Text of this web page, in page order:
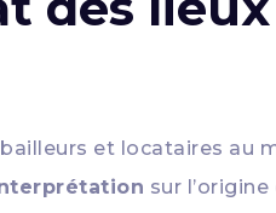
et locataires au
sur l’origine